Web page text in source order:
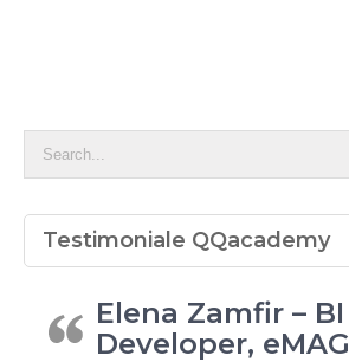
Testimoniale QQacademy
Elena Zamfir – BI
Developer, eMAG